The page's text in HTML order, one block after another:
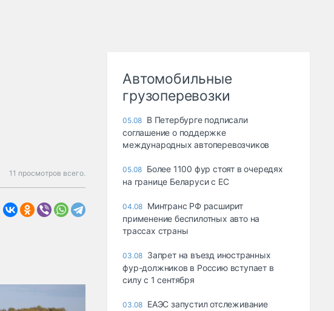
11 просмотров всего.
Автомобильные
грузоперевозки
05.08 В Петербурге подписали
соглашение о поддержке
международных автоперевозчиков
05.08 Более 1100 фур стоят в очередях
на границе Беларуси с ЕС
04.08 Минтранс РФ расширит
применение беспилотных авто на
трассах страны
03.08 Запрет на въезд иностранных
фур-должников в Россию вступает в
силу с 1 сентября
03.08 ЕАЭС запустил отслеживание